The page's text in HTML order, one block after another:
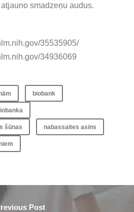
smadzeņu audus.
35535905/
34936069
biobank
šūnas nabassaites asins
Post